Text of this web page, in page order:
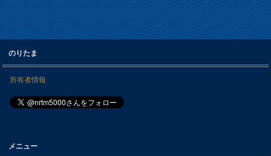
のりたま
所有者情報
メニュー